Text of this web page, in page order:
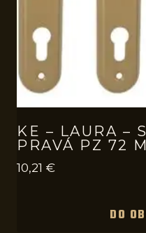
KE – LAURA –
PRAVÁ PZ 72
10,21 €
DO